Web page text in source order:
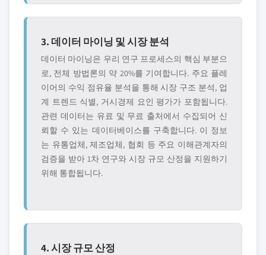
3. 데이터 마이닝 및 시장 분석
데이터 마이닝은 우리 연구 프로세스의 핵심 부분으
로, 전체 방법론의 약 20%를 기여합니다. 주요 플레
이어의 수익 점유율 분석을 통해 시장 구조 분석, 업
계 트렌드 식별, 거시경제 요인 평가가 포함됩니다.
관련 데이터는 유료 및 무료 출처에서 수집되어 신
뢰할 수 있는 데이터베이스를 구축합니다. 이 정보
는 유통업체, 제조업체, 협회 등 주요 이해관계자의
검증을 받아 1차 연구와 시장 규모 산정을 지원하기
위해 통합됩니다.
4. 시장 규모 산정